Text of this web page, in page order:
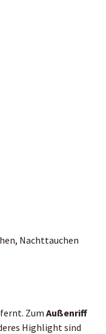
Nachttauchen
Zum Außenriff
Highlight sind